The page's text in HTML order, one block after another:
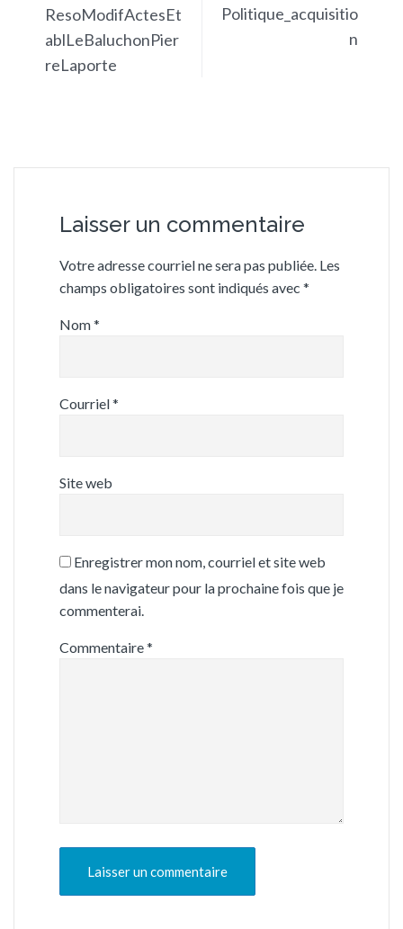
ResoModifActesEt
ablLeBaluchonPier
reLaporte
Politique_acquisitio
n
Laisser un commentaire
Votre adresse courriel ne sera pas publiée. Les
champs obligatoires sont indiqués avec *
Nom*
Courriel*
Site web
Enregistrer mon nom, courriel et site web
dans le navigateur pour la prochaine fois que je
commenterai.
Commentaire*